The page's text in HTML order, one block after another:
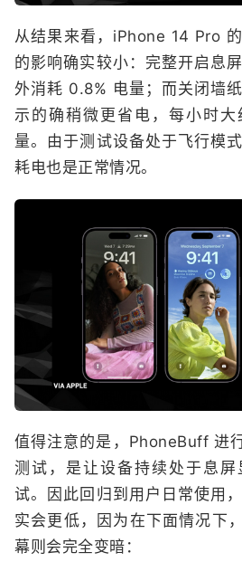
从结果来看，iPhone 14 Pro
的影响确实较小：完整开启息
外消耗 0.8% 电量；而关闭墙
示的确稍微更省电，每小时
量。由于测试设备处于飞行模
耗电也是正常情况。
值得注意的是，PhoneBuff 进
测试，是让设备持续处于息屏
试。因此回归到用户日常使用
实会更低，因为在下面情况下
幕则会完全变暗：